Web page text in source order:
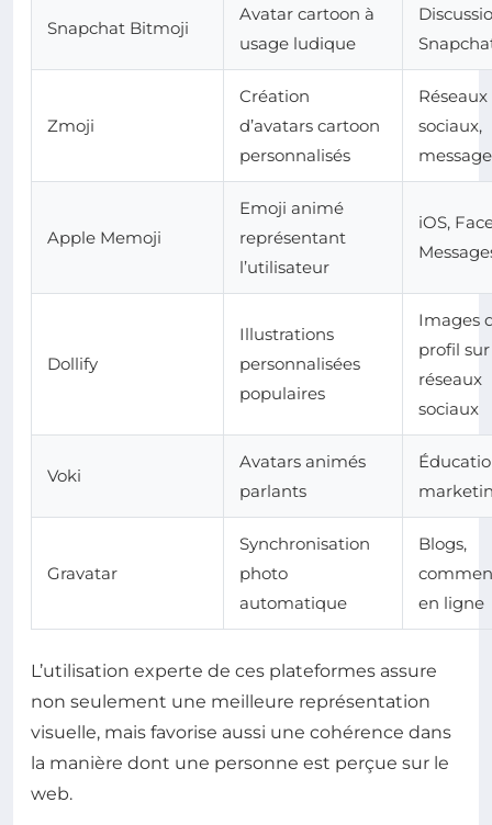
Snapchat Bitmoji
Avatar cartoon à
usage ludique
Zmoji
Création
d’avatars cartoon
personnalisés
Réseaux
sociaux,
Apple Memoji
Emoji animé
représentant
l’utilisateur
iOS,
Dollify
Illustrations
personnalisées
populaires
Images
profil sur
réseaux
sociaux
Voki
Avatars animés
parlants
Gravatar
Synchronisation
photo
automatique
Blogs,
en ligne
L’utilisation experte de ces plateformes assure
non seulement une meilleure représentation
visuelle, mais favorise aussi une cohérence dans
la manière dont une personne est perçue sur le
web.